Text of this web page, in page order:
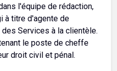
l'équipe de rédaction,
à titre d'agente de
Services à la clientèle.
le poste de cheffe
droit civil et pénal.